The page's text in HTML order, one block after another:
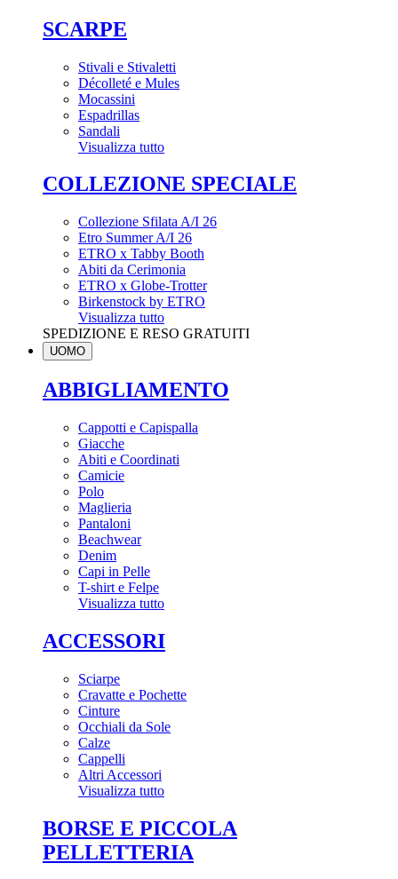
SCARPE
Stivali e Stivaletti
Décolleté e Mules
Mocassini
Espadrillas
Sandali
Visualizza tutto
COLLEZIONE SPECIALE
Collezione Sfilata A/I 26
Etro Summer A/I 26
ETRO x Tabby Booth
Abiti da Cerimonia
ETRO x Globe-Trotter
Birkenstock by ETRO
Visualizza tutto
SPEDIZIONE E RESO GRATUITI
UOMO
ABBIGLIAMENTO
Cappotti e Capispalla
Giacche
Abiti e Coordinati
Camicie
Polo
Maglieria
Pantaloni
Beachwear
Denim
Capi in Pelle
T-shirt e Felpe
Visualizza tutto
ACCESSORI
Sciarpe
Cravatte e Pochette
Cinture
Occhiali da Sole
Calze
Cappelli
Altri Accessori
Visualizza tutto
BORSE E PICCOLA
PELLETTERIA